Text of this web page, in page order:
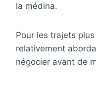
la médina.
Pour les trajets
relativement
négocier avant de